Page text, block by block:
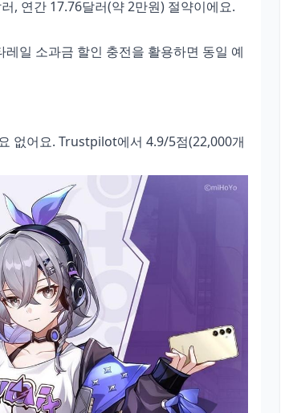
, 연간 17.76달러(약 2만원) 절약이에요.
레일 소과금 할인 충전을 활용하면 동일 예
없어요. Trustpilot에서 4.9/5점(22,000개